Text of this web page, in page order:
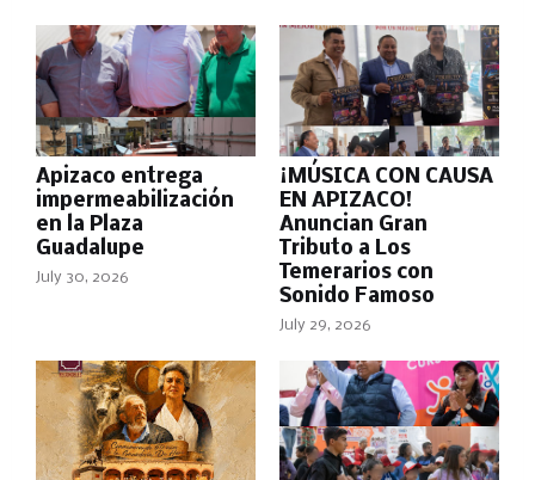
Apizaco entrega
impermeabilización
en la Plaza
Guadalupe
July 30, 2026
¡MÚSICA CON CAUSA
EN APIZACO!
Anuncian Gran
Tributo a Los
Temerarios con
Sonido Famoso
July 29, 2026